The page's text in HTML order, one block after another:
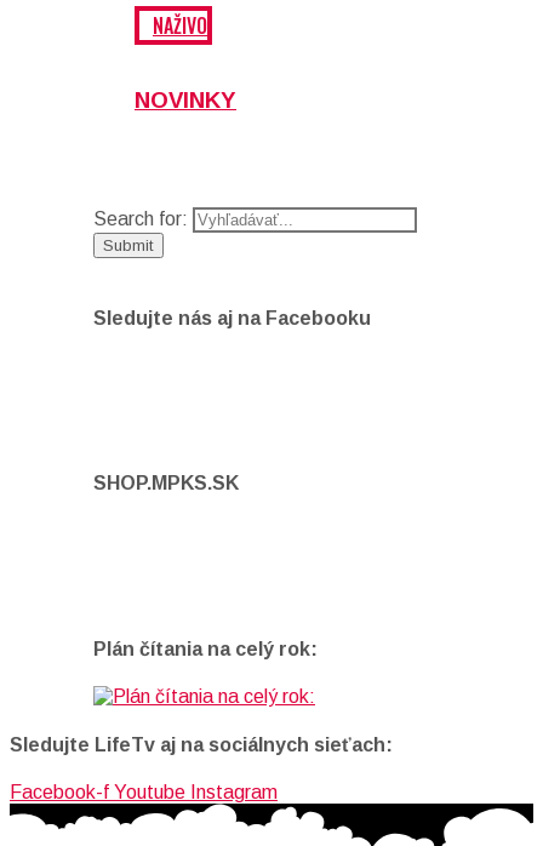
NAŽIVO
NOVINKY
Search for:
Sledujte nás aj na Facebooku
SHOP.MPKS.SK
Plán čítania na celý rok:
Sledujte LifeTv aj na sociálnych sieťach:
Facebook-f Youtube Instagram